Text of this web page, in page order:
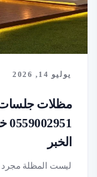
يوليو 14, 2026
مظلات
الخبر
ليست المظلة